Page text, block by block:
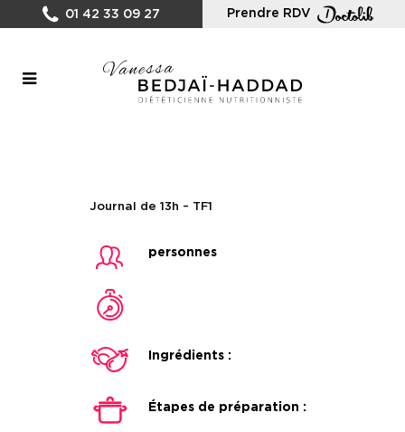
01 42 33 09 27 Prendre RDV
Journal de 13h – TF1
personnes
Ingrédients :
Étapes de préparation :